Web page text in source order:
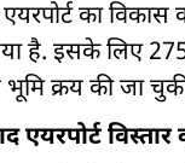
का विकास
है. इसके लिए
क्रय की जा
एयरपोर्ट